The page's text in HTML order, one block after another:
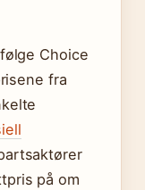
Choice
fra
på om